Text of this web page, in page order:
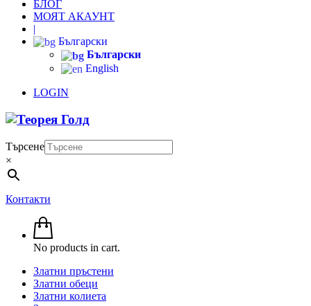
БЛОГ
МОЯТ АКАУНТ
|
Български
Български
English
LOGIN
Търсене
×
Контакти
No products in cart.
Златни пръстени
Златни обеци
Златни колиета